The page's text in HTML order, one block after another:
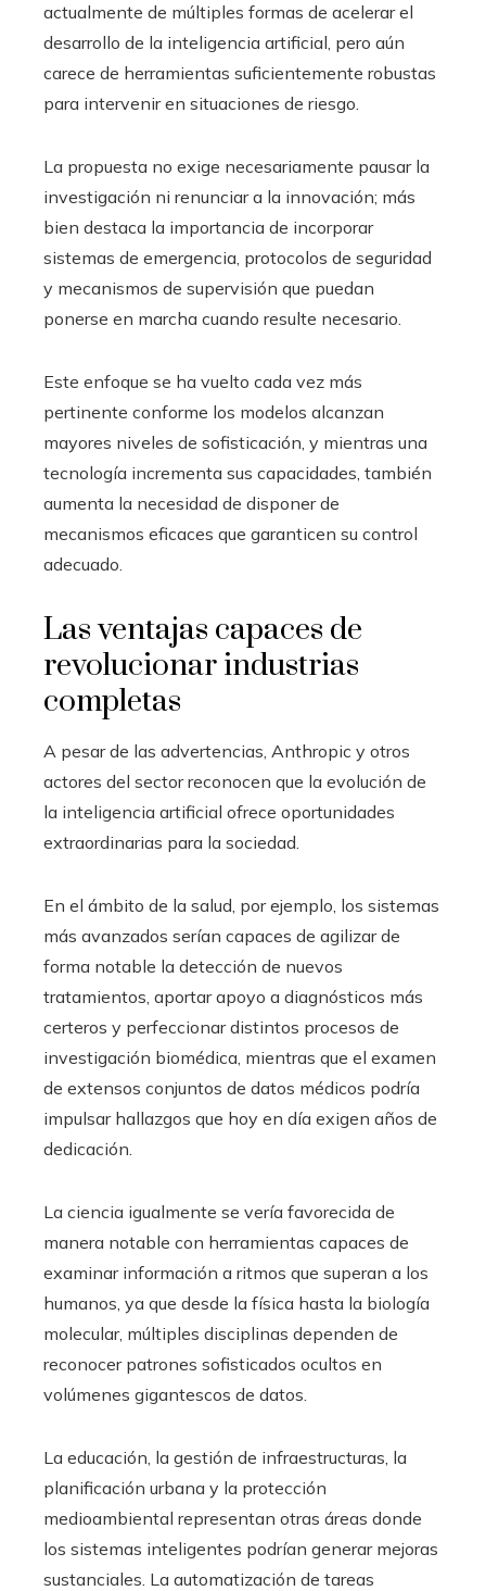
actualmente de múltiples formas de acelerar el
desarrollo de la inteligencia artificial, pero aún
carece de herramientas suficientemente robustas
para intervenir en situaciones de riesgo.
La propuesta no exige necesariamente pausar la
investigación ni renunciar a la innovación; más
bien destaca la importancia de incorporar
sistemas de emergencia, protocolos de seguridad
y mecanismos de supervisión que puedan
ponerse en marcha cuando resulte necesario.
Este enfoque se ha vuelto cada vez más
pertinente conforme los modelos alcanzan
mayores niveles de sofisticación, y mientras una
tecnología incrementa sus capacidades, también
aumenta la necesidad de disponer de
mecanismos eficaces que garanticen su control
adecuado.
Las ventajas capaces de
revolucionar industrias
completas
A pesar de las advertencias, Anthropic y otros
actores del sector reconocen que la evolución de
la inteligencia artificial ofrece oportunidades
extraordinarias para la sociedad.
En el ámbito de la salud, por ejemplo, los sistemas
más avanzados serían capaces de agilizar de
forma notable la detección de nuevos
tratamientos, aportar apoyo a diagnósticos más
certeros y perfeccionar distintos procesos de
investigación biomédica, mientras que el examen
de extensos conjuntos de datos médicos podría
impulsar hallazgos que hoy en día exigen años de
dedicación.
La ciencia igualmente se vería favorecida de
manera notable con herramientas capaces de
examinar información a ritmos que superan a los
humanos, ya que desde la física hasta la biología
molecular, múltiples disciplinas dependen de
reconocer patrones sofisticados ocultos en
volúmenes gigantescos de datos.
La educación, la gestión de infraestructuras, la
planificación urbana y la protección
medioambiental representan otras áreas donde
los sistemas inteligentes podrían generar mejoras
sustanciales. La automatización de tareas